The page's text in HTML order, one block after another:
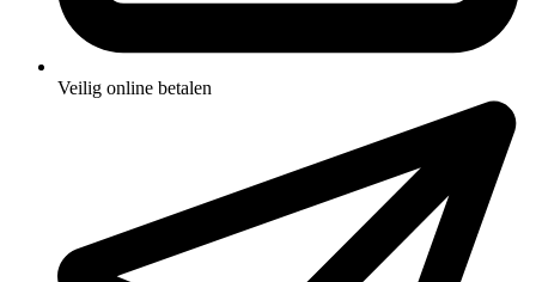
Veilig online betalen